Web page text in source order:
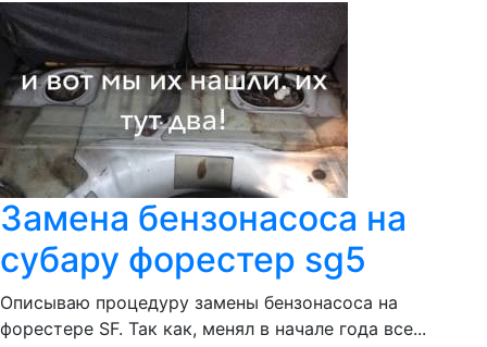
Замена бензонасоса на
субару форестер sg5
Описываю процедуру замены бензонасоса на
форестере SF. Так как, менял в начале года все...